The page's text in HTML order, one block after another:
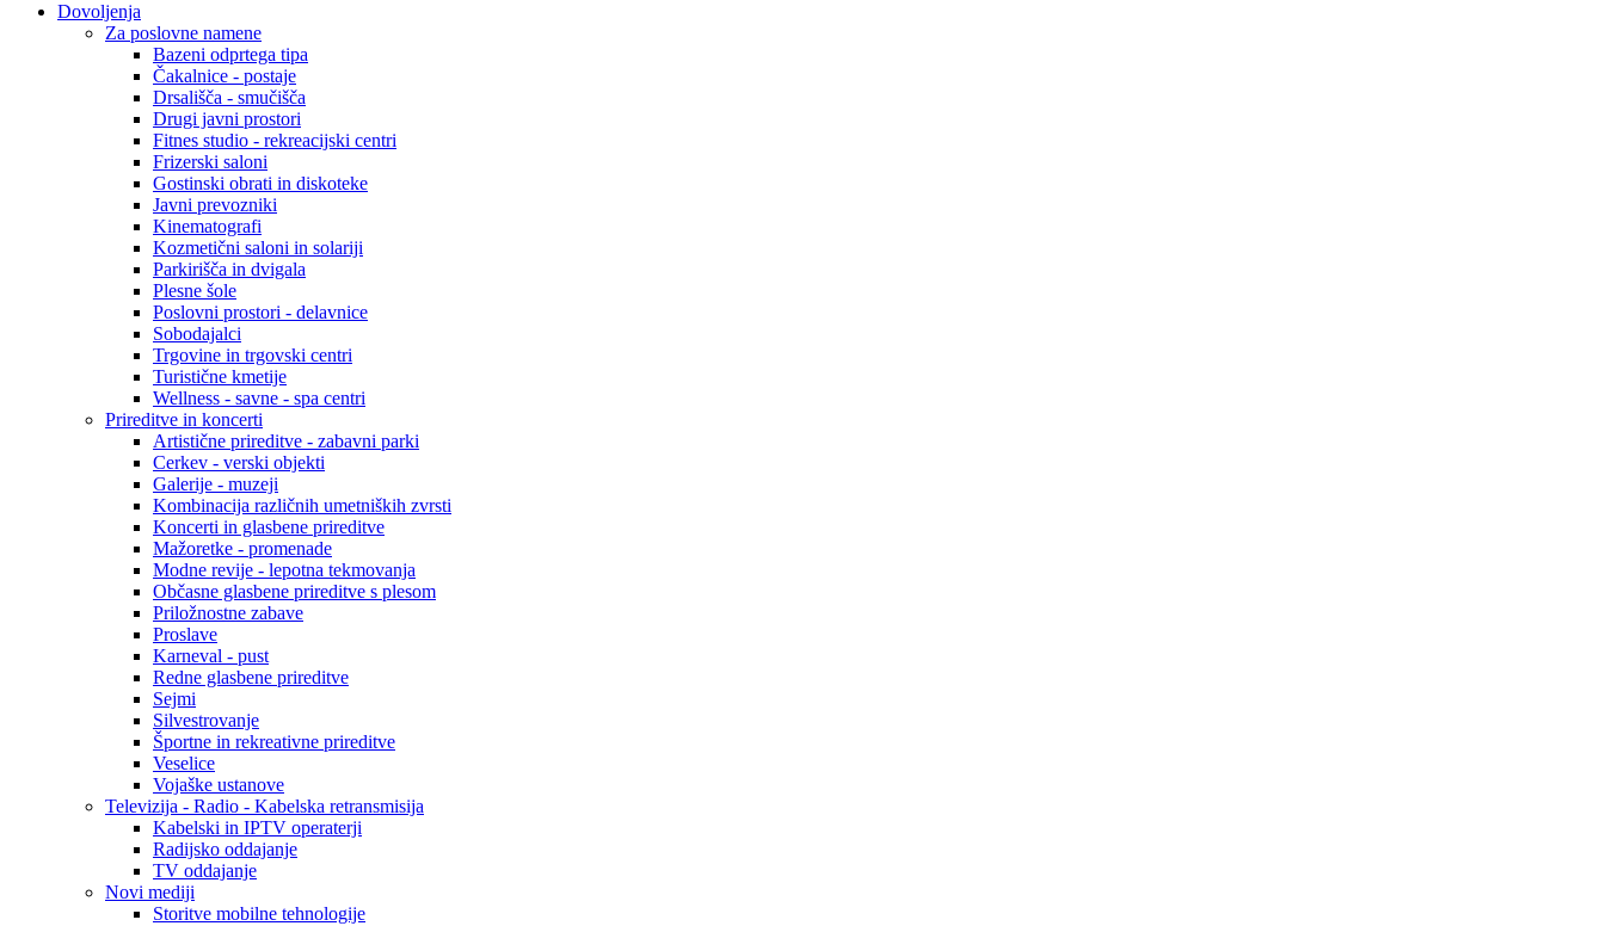
Dovoljenja
Za poslovne namene
Bazeni odprtega tipa
Čakalnice - postaje
Drsališča - smučišča
Drugi javni prostori
Fitnes studio - rekreacijski centri
Frizerski saloni
Gostinski obrati in diskoteke
Javni prevozniki
Kinematografi
Kozmetični saloni in solariji
Parkirišča in dvigala
Plesne šole
Poslovni prostori - delavnice
Sobodajalci
Trgovine in trgovski centri
Turistične kmetije
Wellness - savne - spa centri
Prireditve in koncerti
Artistične prireditve - zabavni parki
Cerkev - verski objekti
Galerije - muzeji
Kombinacija različnih umetniških zvrsti
Koncerti in glasbene prireditve
Mažoretke - promenade
Modne revije - lepotna tekmovanja
Občasne glasbene prireditve s plesom
Priložnostne zabave
Proslave
Karneval - pust
Redne glasbene prireditve
Sejmi
Silvestrovanje
Športne in rekreativne prireditve
Veselice
Vojaške ustanove
Televizija - Radio - Kabelska retransmisija
Kabelski in IPTV operaterji
Radijsko oddajanje
TV oddajanje
Novi mediji
Storitve mobilne tehnologije